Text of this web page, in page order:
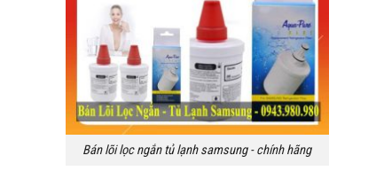
Bán lõi lọc ngắn tủ lạnh samsung - chính hãng